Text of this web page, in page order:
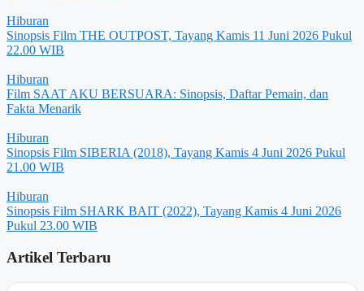
Hiburan
Sinopsis Film THE OUTPOST, Tayang Kamis 11 Juni 2026 Pukul
22.00 WIB
Hiburan
Film SAAT AKU BERSUARA: Sinopsis, Daftar Pemain, dan
Fakta Menarik
Hiburan
Sinopsis Film SIBERIA (2018), Tayang Kamis 4 Juni 2026 Pukul
21.00 WIB
Hiburan
Sinopsis Film SHARK BAIT (2022), Tayang Kamis 4 Juni 2026
Pukul 23.00 WIB
Artikel Terbaru